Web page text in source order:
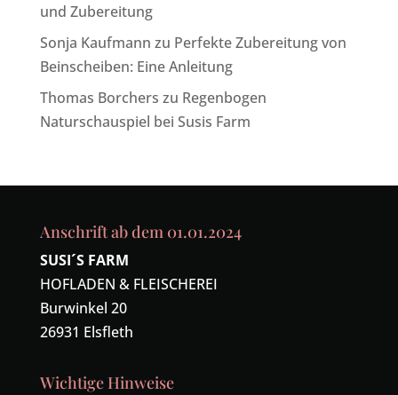
und Zubereitung
Sonja Kaufmann zu Perfekte Zubereitung von
Beinscheiben: Eine Anleitung
Thomas Borchers zu Regenbogen
Naturschauspiel bei Susis Farm
Anschrift ab dem 01.01.2024
SUSI´S FARM
HOFLADEN & FLEISCHEREI
Burwinkel 20
26931 Elsfleth
Wichtige Hinweise